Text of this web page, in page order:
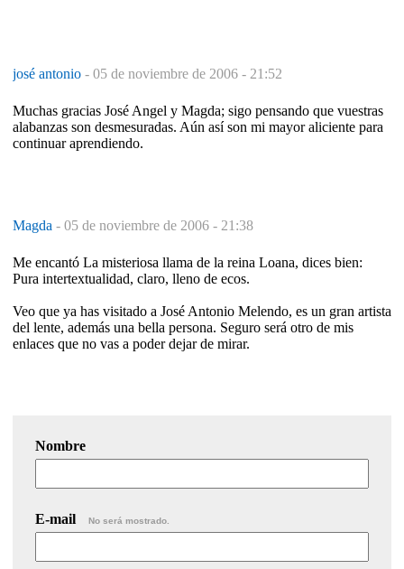
josé antonio - 05 de noviembre de 2006 - 21:52
Muchas gracias José Angel y Magda; sigo pensando que vuestras
alabanzas son desmesuradas. Aún así son mi mayor aliciente para
continuar aprendiendo.
Magda - 05 de noviembre de 2006 - 21:38
Me encantó La misteriosa llama de la reina Loana, dices bien:
Pura intertextualidad, claro, lleno de ecos.
Veo que ya has visitado a José Antonio Melendo, es un gran artista
del lente, además una bella persona. Seguro será otro de mis
enlaces que no vas a poder dejar de mirar.
Nombre
E-mail No será mostrado.